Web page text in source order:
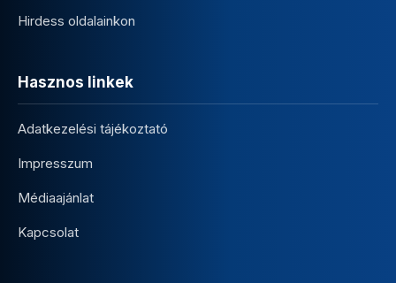
Hirdess oldalainkon
Hasznos linkek
Adatkezelési tájékoztató
Impresszum
Médiaajánlat
Kapcsolat